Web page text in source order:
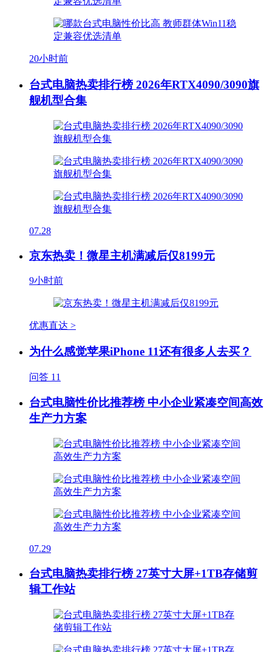
20小时前
台式电脑热卖排行榜 2026年RTX4090/3090旗
舰机型合集
07.28
京东热卖！微星主机满减后仅8199元
9小时前
优惠直达 >
为什么感觉苹果iPhone 11还有很多人去买？
问答 11
台式电脑性价比推荐榜 中小企业紧凑空间高效
生产力方案
07.29
台式电脑热卖排行榜 27英寸大屏+1TB存储剪
辑工作站